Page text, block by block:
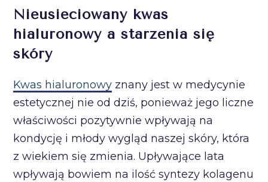
Nieusieciowany kwas
hialuronowy a starzenia się
skóry
Kwas hialuronowy znany jest w medycynie
estetycznej nie od dziś, ponieważ jego liczne
właściwości pozytywnie wpływają na
kondycję i młody wygląd naszej skóry, która
z wiekiem się zmienia. Upływające lata
wpływają bowiem na ilość syntezy kolagenu